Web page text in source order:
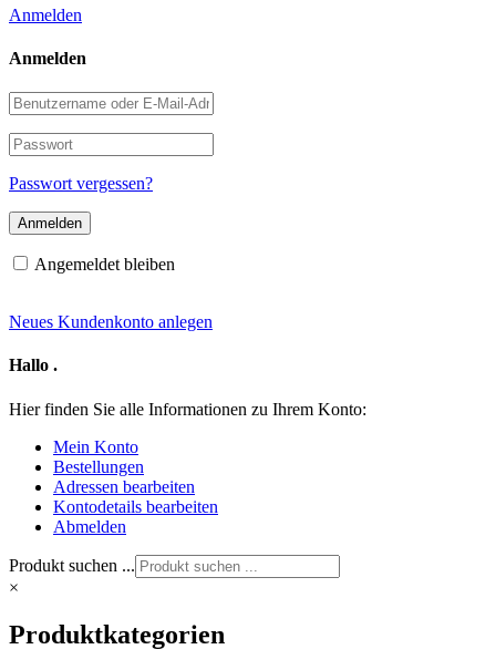
Anmelden
Anmelden
Benutzername
oder
E-
Mail-
Adresse
Passwort
Passwort vergessen?
Angemeldet bleiben
Neues Kundenkonto anlegen
Hallo .
Hier finden Sie alle Informationen zu Ihrem Konto:
Mein Konto
Bestellungen
Adressen bearbeiten
Kontodetails bearbeiten
Abmelden
Produkt suchen ...
×
Produktkategorien